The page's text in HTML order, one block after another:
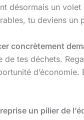
désormais un
tu deviens un
concrètement
de tes déchets.
un pilier de